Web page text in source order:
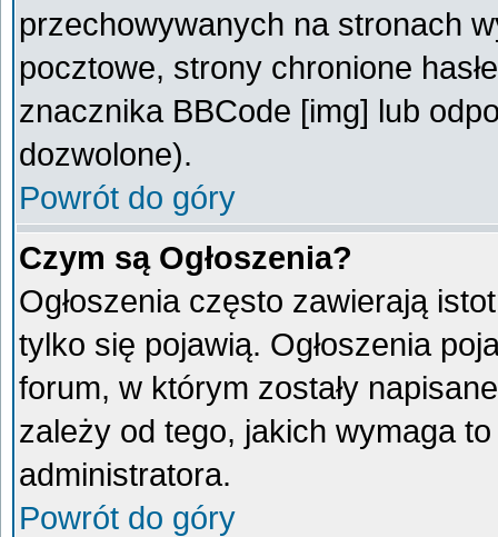
przechowywanych na stronach
pocztowe, strony chronione
znacznika BBCode [img] lub
dozwolone).
Powrót do góry
Czym są Ogłoszenia?
Ogłoszenia często zawierają
tylko się pojawią. Ogłoszenia
forum, w którym zostały
zależy od tego, jakich wymaga
administratora.
Powrót do góry